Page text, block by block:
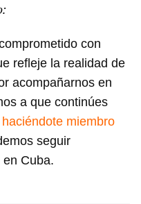
con
refleje la realidad de
acompañarnos en
a que continúes
haciéndote miembro
seguir
Cuba.